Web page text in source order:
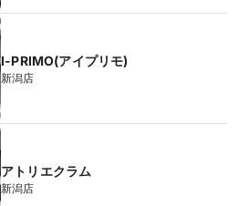
I-PRIMO(アイプリモ)
新潟店
アトリエクラム
新潟店